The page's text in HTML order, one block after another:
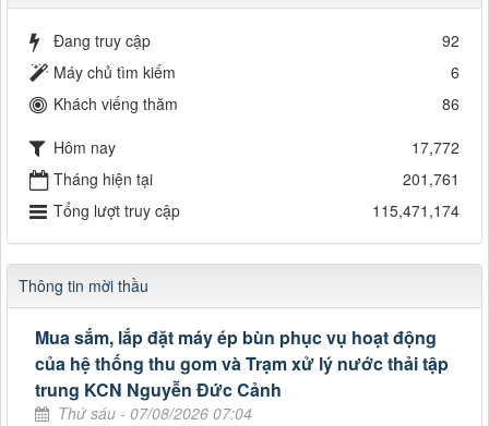
Đang truy cập
92
Máy chủ tìm kiếm
6
Khách viếng thăm
86
Hôm nay
17,772
Tháng hiện tại
201,761
Tổng lượt truy cập
115,471,174
Thông tin mời thầu
Mua sắm, lắp đặt máy ép bùn phục vụ hoạt động
của hệ thống thu gom và Trạm xử lý nước thải tập
trung KCN Nguyễn Đức Cảnh
Thứ sáu - 07/08/2026 07:04